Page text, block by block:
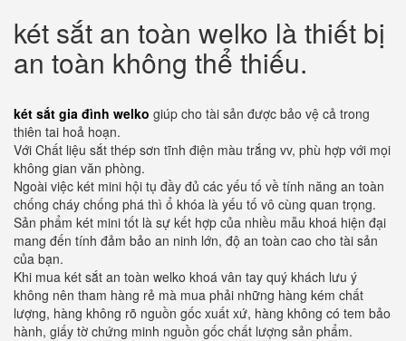
két sắt an toàn welko là thiết bị
an toàn không thể thiếu.
két sắt gia đình welko giúp cho tài sản được bảo vệ cả trong
thiên tai hoả hoạn.
Với Chất liệu sắt thép sơn tĩnh điện màu trắng vv, phù hợp với mọi
không gian văn phòng.
Ngoài việc két mini hội tụ đầy đủ các yếu tố về tính năng an toàn
chống cháy chống phá thì ổ khóa là yếu tố vô cùng quan trọng.
Sản phẩm két mini tốt là sự kết hợp của nhiều mẫu khoá hiện đại
mang đến tính đảm bảo an ninh lớn, độ an toàn cao cho tài sản
của bạn.
Khi mua két sắt an toàn welko khoá vân tay quý khách lưu ý
không nên tham hàng rẻ mà mua phải những hàng kém chất
lượng, hàng không rõ nguồn gốc xuất xứ, hàng không có tem bảo
hành, giấy tờ chứng minh nguồn gốc chất lượng sản phẩm.